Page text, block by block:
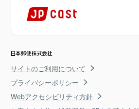
サイトのご利用について
プライバシーポリシー
Webアクセシビリティ方針